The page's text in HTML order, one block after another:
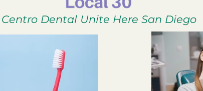
Centro Dental Unite Here San Diego